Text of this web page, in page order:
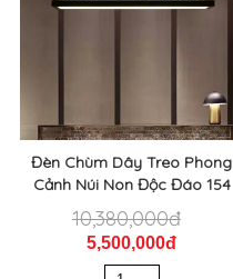
Đèn Chùm Dây Treo Phong
Cảnh Núi Non Độc Đáo 154
10,380,000đ
5,500,000đ